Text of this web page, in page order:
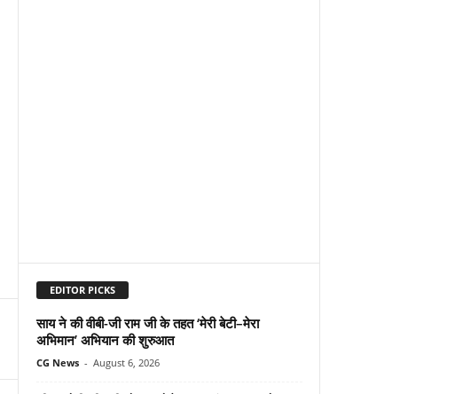
EDITOR PICKS
साय ने की वीबी-जी राम जी के तहत ‘मेरी बेटी–मेरा
अभिमान’ अभियान की शुरुआत
CG News - August 6, 2026